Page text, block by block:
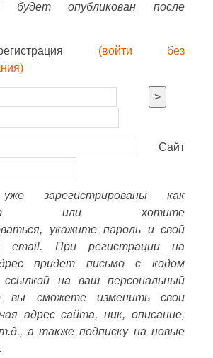
будет опубликован после
(войти без
>
Сайт
зарегистрированы как
или хотите
укажите пароль и свой
email. При регистрации на
придет письмо с кодом
на ваш персональный
вы сможете изменить свои
адрес сайта, ник, описание,
а также подписку на новые